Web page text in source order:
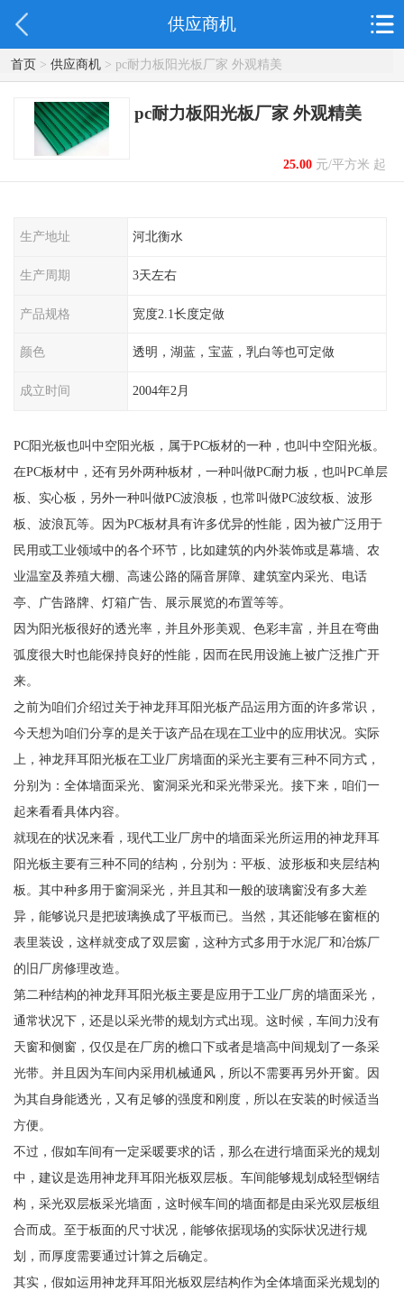
供应商机
首页> 供应商机> pc耐力板阳光板厂家 外观精美
pc耐力板阳光板厂家 外观精美
25.00元/平方米 起
生产地址 河北衡水
生产周期 3天左右
产品规格 宽度2.1长度定做
颜色 透明，湖蓝，宝蓝，乳白等也可定做
成立时间 2004年2月
PC阳光板也叫中空阳光板，属于PC板材的一种，也叫中空阳光板。
在PC板材中，还有另外两种板材，一种叫做PC耐力板，也叫PC单层
板、实心板，另外一种叫做PC波浪板，也常叫做PC波纹板、波形
板、波浪瓦等。因为PC板材具有许多优异的性能，因为被广泛用于
民用或工业领域中的各个环节，比如建筑的内外装饰或是幕墙、农
业温室及养殖大棚、高速公路的隔音屏障、建筑室内采光、电话
亭、广告路牌、灯箱广告、展示展览的布置等等。
因为阳光板很好的透光率，并且外形美观、色彩丰富，并且在弯曲
弧度很大时也能保持良好的性能，因而在民用设施上被广泛推广开
来。
之前为咱们介绍过关于神龙拜耳阳光板产品运用方面的许多常识，
今天想为咱们分享的是关于该产品在现在工业中的应用状况。实际
上，神龙拜耳阳光板在工业厂房墙面的采光主要有三种不同方式，
分别为：全体墙面采光、窗洞采光和采光带采光。接下来，咱们一
起来看看具体内容。
就现在的状况来看，现代工业厂房中的墙面采光所运用的神龙拜耳
阳光板主要有三种不同的结构，分别为：平板、波形板和夹层结构
板。其中种多用于窗洞采光，并且其和一般的玻璃窗没有多大差
异，能够说只是把玻璃换成了平板而已。当然，其还能够在窗框的
表里装设，这样就变成了双层窗，这种方式多用于水泥厂和冶炼厂
的旧厂房修理改造。
第二种结构的神龙拜耳阳光板主要是应用于工业厂房的墙面采光，
通常状况下，还是以采光带的规划方式出现。这时候，车间力没有
天窗和侧窗，仅仅是在厂房的檐口下或者是墙高中间规划了一条采
光带。并且因为车间内采用机械通风，所以不需要再另外开窗。因
为其自身能透光，又有足够的强度和刚度，所以在安装的时候适当
方便。
不过，假如车间有一定采暖要求的话，那么在进行墙面采光的规划
中，建议是选用神龙拜耳阳光板双层板。车间能够规划成轻型钢结
构，采光双层板采光墙面，这时候车间的墙面都是由采光双层板组
合而成。至于板面的尺寸状况，能够依据现场的实际状况进行规
划，而厚度需要通过计算之后确定。
其实，假如运用神龙拜耳阳光板双层结构作为全体墙面采光规划的